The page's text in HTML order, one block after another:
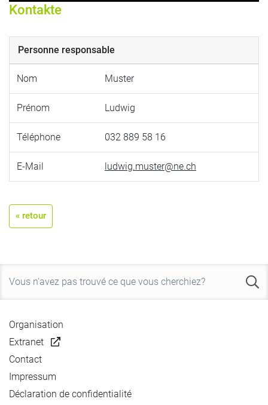
Kontakte
Personne responsable
Nom Muster
Prénom Ludwig
Téléphone 032 889 58 16
E-Mail ludwig.muster@ne.ch
« retour
Organisation
Extranet
Contact
Impressum
Déclaration de confidentialité